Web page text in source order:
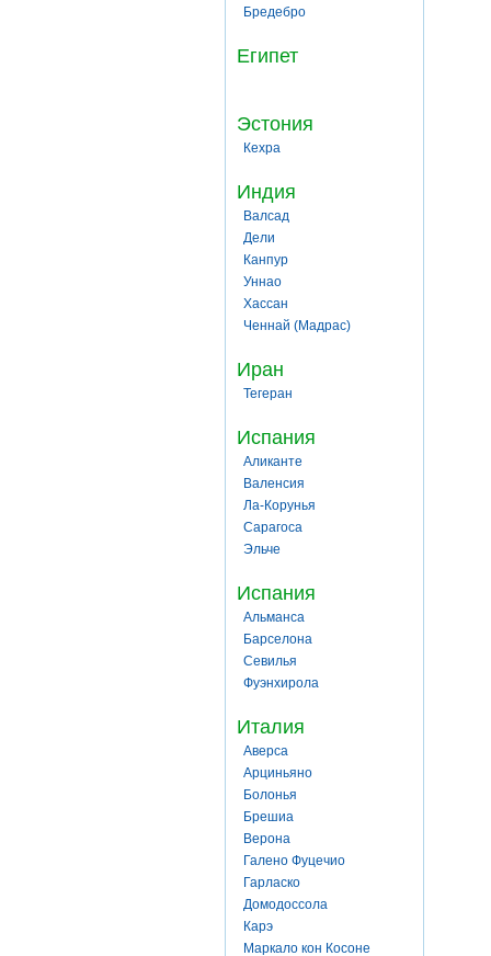
Бредебро
Египет
Эстония
Кехра
Индия
Валсад
Дели
Канпур
Уннао
Хассан
Ченнай (Мадрас)
Иран
Тегеран
Испания
Аликанте
Валенсия
Ла-Корунья
Сарагоса
Эльче
Испания
Альманса
Барселона
Севилья
Фуэнхирола
Италия
Аверса
Арциньяно
Болонья
Брешиа
Верона
Галено Фуцечио
Гарласко
Домодоссола
Карэ
Маркало кон Косоне